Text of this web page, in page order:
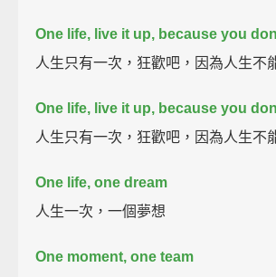
One life, live it up, because you
人生只有一次，狂歡吧，因為人生不
One life, live it up, because you
人生只有一次，狂歡吧，因為人生不
One life, one dream
人生一次，一個夢想
One moment, one team